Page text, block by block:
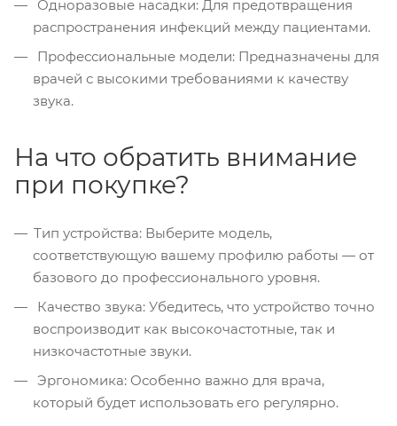
Одноразовые насадки: Для предотвращения
распространения инфекций между пациентами.
Профессиональные модели: Предназначены для
врачей с высокими требованиями к качеству
звука.
На что обратить внимание
при покупке?
Тип устройства: Выберите модель,
соответствующую вашему профилю работы — от
базового до профессионального уровня.
Качество звука: Убедитесь, что устройство точно
воспроизводит как высокочастотные, так и
низкочастотные звуки.
Эргономика: Особенно важно для врача,
который будет использовать его регулярно.